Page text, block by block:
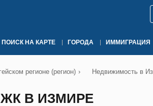
ПОИСК НА КАРТЕ ГОРОДА ИММИГРАЦИЯ
регионе (регион) › Недвижимость в
В ИЗМИРЕ